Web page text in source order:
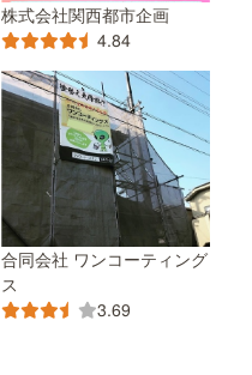
株式会社関西都市企画
4.84
合同会社 ワンコーティング
ス
3.69